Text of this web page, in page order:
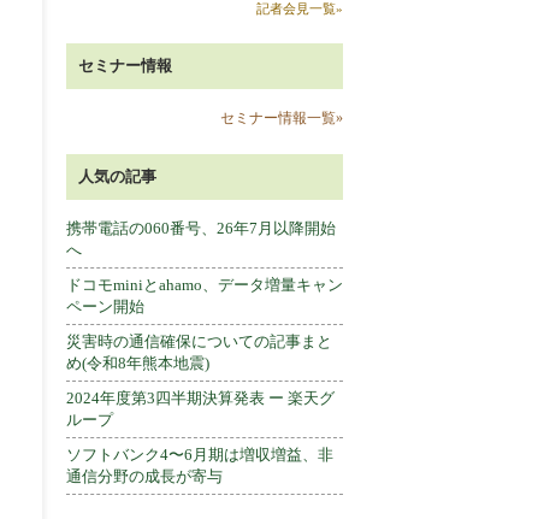
記者会見一覧»
セミナー情報
セミナー情報一覧»
人気の記事
携帯電話の060番号、26年7月以降開始
へ
ドコモminiとahamo、データ増量キャン
ペーン開始
災害時の通信確保についての記事まと
め(令和8年熊本地震)
2024年度第3四半期決算発表 ー 楽天グ
ループ
ソフトバンク4〜6月期は増収増益、非
通信分野の成長が寄与